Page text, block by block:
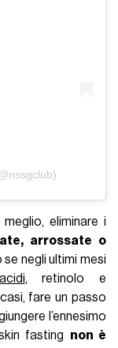
eliminare i
arrossate o
negli ultimi mesi
acidi, retinolo e
fare un passo
l’ennesimo
fasting non è